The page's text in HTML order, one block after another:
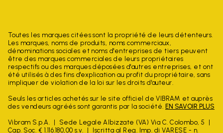
Toutes les marques citées sont la propriété de leurs détenteurs.
Les marques, noms de produits, noms commerciaux,
dénominations sociales et noms d'entreprises de tiers peuvent
être des marques commerciales de leurs propriétaires
respectifs ou des marques déposées d'autres entreprises, et ont
été utilisés à des fins d'explication au profit du propriétaire, sans
impliquer de violation de la loi sur les droits d'auteur.
Seuls les articles achetés sur le site officiel de VIBRAM et auprès
des vendeurs agréés sont garantis par la société. EN SAVOIR PLUS
Vibram S.p.A.
Sede Legale Albizzate (VA) Via C. Colombo, 5
Cap. Soc. € 1.116.180,00 s.v.
Iscritta al Reg. Imp. di VARESE - n.